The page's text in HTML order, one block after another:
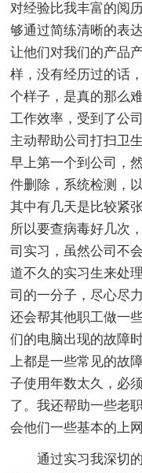
对经验比我丰富的阅
够通过简练清晰的表
让他们对我们的产品
样，没有经历过的话
个样子，是真的那么
工作效率，受到了公
主动帮助公司打扫卫
早上第一个到公司，
件删除，系统检测，
其中有几天是比较紧
所以要查病毒好几次
司实习，虽然公司不
道不久的实习生来处
司的一分子，尽心尽
还会帮其他职工做一
们的电脑出现的故障
上都是一些常见的故
子使用年数太久，必
了。我还帮助一些老
会他们一些基本的上网
通过实习我深切